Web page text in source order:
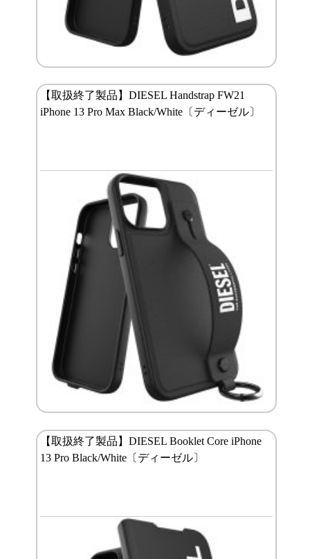
【取扱終了製品】DIESEL Handstrap FW21
iPhone 13 Pro Max Black/White〔ディーゼル〕
【取扱終了製品】DIESEL Booklet Core iPhone
13 Pro Black/White〔ディーゼル〕